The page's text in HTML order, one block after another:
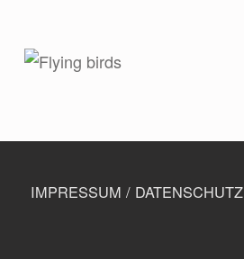
Skip back to navigation
IMPRESSUM / DATENSCHUTZ